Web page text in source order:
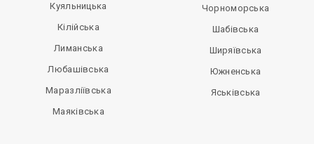
Куяльницька
Кілійська
Лиманська
Любашівська
Маразліївська
Маяківська
Чорноморська
Шабівська
Ширяївська
Южненська
Яськівська